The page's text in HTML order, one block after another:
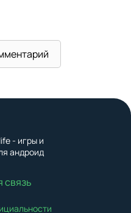
- игры и
андроид
связь